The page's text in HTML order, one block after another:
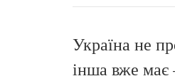
Україна не
інша вже має